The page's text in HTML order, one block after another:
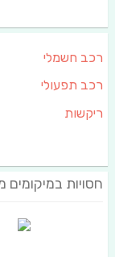
רכב חשמלי
רכב תפעולי
ריקשות
חסויות